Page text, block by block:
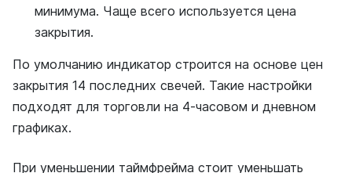
минимума. Чаще всего используется цена
закрытия.
По умолчанию индикатор строится на основе цен
закрытия 14 последних свечей. Такие настройки
подходят для торговли на 4-часовом и дневном
графиках.
При уменьшении таймфрейма стоит уменьшать